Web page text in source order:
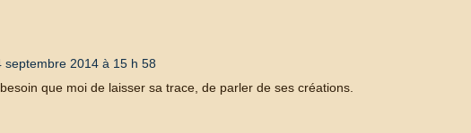
septembre 2014 à 15 h 58
que moi de laisser sa trace, de parler de ses créations.